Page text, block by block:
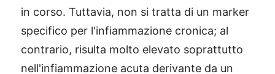
in corso. Tuttavia, non si tratta di un marker
specifico per l'infiammazione cronica; al
contrario, risulta molto elevato soprattutto
nell'infiammazione acuta derivante da un